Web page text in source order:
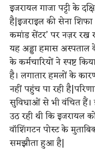
इजरायल गाजा पट्टी के
है​|इजराइल की सेना
कमांड सेंटर’ पर नज़र रख
यह अड्डा हमास
के कर्मचारियों ने स्पष्ट
है। लगातार हमलों के
नहीं पहुंच पा रही है​|
सुविधाओं से भी वंचित हैं।
उठ रही थी कि इजरायल
वॉशिंगटन पोस्ट के
समझौता हुआ है​|